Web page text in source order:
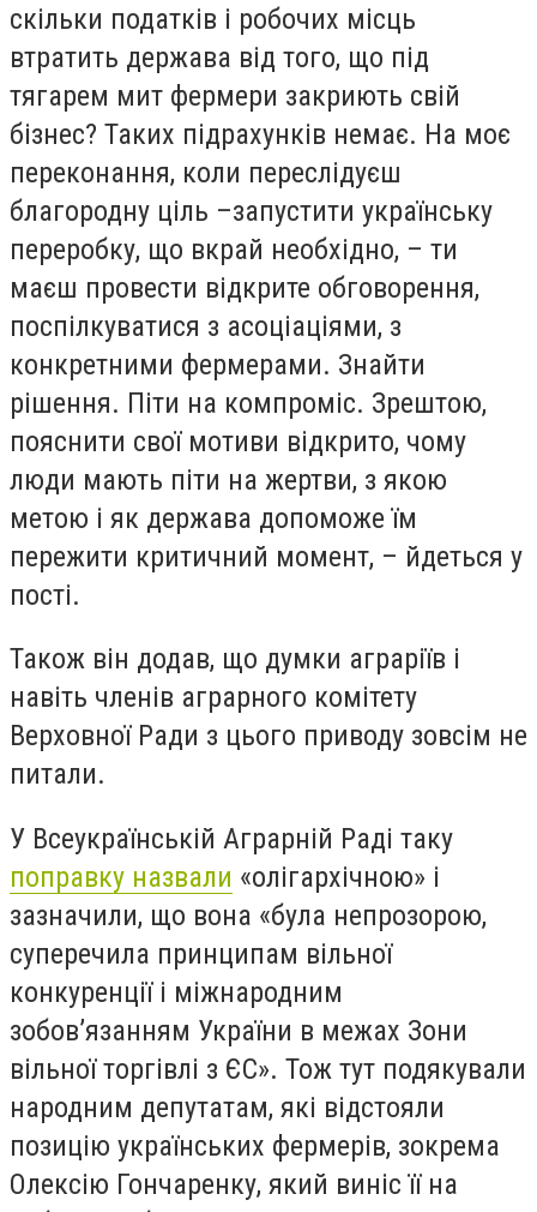
скільки податків і робочих місць
втратить держава від того, що під
тягарем мит фермери закриють свій
бізнес? Таких підрахунків немає. На моє
переконання, коли переслідуєш
благородну ціль –запустити українську
переробку, що вкрай необхідно, – ти
маєш провести відкрите обговорення,
поспілкуватися з асоціаціями, з
конкретними фермерами. Знайти
рішення. Піти на компроміс. Зрештою,
пояснити свої мотиви відкрито, чому
люди мають піти на жертви, з якою
метою і як держава допоможе їм
пережити критичний момент, – йдеться у
пості.
Також він додав, що думки аграріїв і
навіть членів аграрного комітету
Верховної Ради з цього приводу зовсім не
питали.
У Всеукраїнській Аграрній Раді таку
поправку назвали «олігархічною» і
зазначили, що вона «була непрозорою,
суперечила принципам вільної
конкуренції і міжнародним
зобов’язанням України в межах Зони
вільної торгівлі з ЄС». Тож тут подякували
народним депутатам, які відстояли
позицію українських фермерів, зокрема
Олексію Гончаренку, який виніс її на